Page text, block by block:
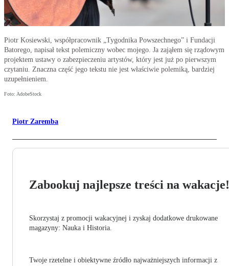
Piotr Kosiewski, współpracownik „Tygodnika Powszechnego” i Fundacji
Batorego, napisał tekst polemiczny wobec mojego. Ja zająłem się rządowym
projektem ustawy o zabezpieczeniu artystów, który jest już po pierwszym
czytaniu. Znaczna część jego tekstu nie jest właściwie polemiką, bardziej
uzupełnieniem.
Foto: AdobeStock
Piotr Zaremba
Zabookuj najlepsze treści na wakacje!
Skorzystaj z promocji wakacyjnej i zyskaj dodatkowe drukowane
magazyny: Nauka i Historia.
Twoje rzetelne i obiektywne źródło najważniejszych informacji z